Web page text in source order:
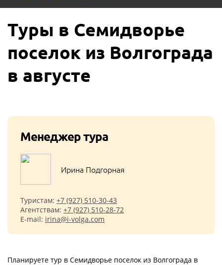
Туры в Семидворье
поселок из Волгограда
в августе
Менеджер тура
Ирина Подгорная
Туристам: +7 (927) 510-30-43
Агентствам: +7 (927) 510-28-72
E-mail: irina@i-volga.com
Планируете тур в Семидворье поселок из Волгограда в